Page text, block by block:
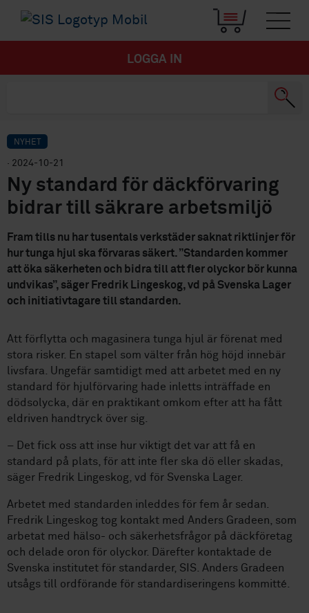
LOGGA IN
NYHET
· 2024-10-21
Ny standard för däckförvaring
bidrar till säkrare arbetsmiljö
Fram tills nu har tusentals verkstäder saknat riktlinjer för
hur tunga hjul ska förvaras säkert. ”Standarden kommer
att öka säkerheten och bidra till att fler olyckor bör kunna
undvikas”, säger Fredrik Lingeskog, vd på Svenska Lager
och initiativtagare till standarden.
Att förflytta och magasinera tunga hjul är förenat med
stora risker. En stapel som välter från hög höjd innebär
livsfara. Ungefär samtidigt med att arbetet med en ny
standard för hjulförvaring hade inletts inträffade en
dödsolycka, där en praktikant omkom efter att ha fått
eldriven handtryck över sig.
– Det fick oss att inse hur viktigt det var att få en
standard på plats, för att inte fler ska dö eller skadas,
säger Fredrik Lingeskog, vd för Svenska Lager.
Arbetet med standarden inleddes för fem år sedan.
Fredrik Lingeskog tog kontakt med Anders Gradeen, som
arbetat med hälso- och säkerhetsfrågor på däckföretag
och delade oron för olyckor. Därefter kontaktade de
Svenska institutet för standarder, SIS. Anders Gradeen
utsågs till ordförande för standardiseringens kommitté.